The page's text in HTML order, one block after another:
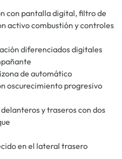
con pantalla digital, filtro de
activo combustión y controles
diferenciados digitales
de automático
oscurecimiento progresivo
y traseros con dos
en el lateral trasero